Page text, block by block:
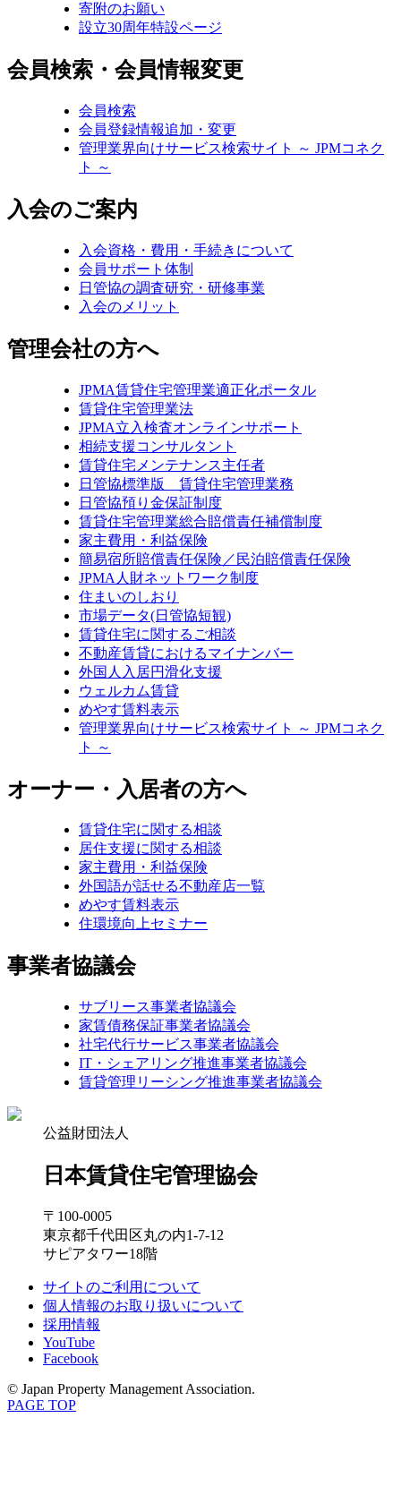
寄附のお願い
設立30周年特設ページ
会員検索・会員情報変更
会員検索
会員登録情報追加・変更
管理業界向けサービス検索サイト ～ JPMコネク
ト ～
入会のご案内
入会資格・費用・手続きについて
会員サポート体制
日管協の調査研究・研修事業
入会のメリット
管理会社の方へ
JPMA賃貸住宅管理業適正化ポータル
賃貸住宅管理業法
JPMA立入検査オンラインサポート
相続支援コンサルタント
賃貸住宅メンテナンス主任者
日管協標準版 賃貸住宅管理業務
日管協預り金保証制度
賃貸住宅管理業総合賠償責任補償制度
家主費用・利益保険
簡易宿所賠償責任保険／民泊賠償責任保険
JPMA人財ネットワーク制度
住まいのしおり
市場データ(日管協短観)
賃貸住宅に関するご相談
不動産賃貸におけるマイナンバー
外国人入居円滑化支援
ウェルカム賃貸
めやす賃料表示
管理業界向けサービス検索サイト ～ JPMコネク
ト ～
オーナー・入居者の方へ
賃貸住宅に関する相談
居住支援に関する相談
家主費用・利益保険
外国語が話せる不動産店一覧
めやす賃料表示
住環境向上セミナー
事業者協議会
サブリース事業者協議会
家賃債務保証事業者協議会
社宅代行サービス事業者協議会
IT・シェアリング推進事業者協議会
賃貸管理リーシング推進事業者協議会
公益財団法人
日本賃貸住宅管理協会
〒100-0005
東京都千代田区丸の内1-7-12
サピアタワー18階
サイトのご利用について
個人情報のお取り扱いについて
採用情報
YouTube
Facebook
© Japan Property Management Association.
PAGE TOP